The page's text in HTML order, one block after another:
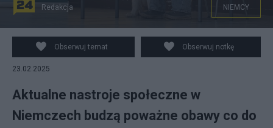
na zdjęciu: głosowanie w Niemczech w lokalu
wyborczym. fot. PAP/EPA/FABIAN STRAUCH
Redakcja NIEMCY
Obserwuj temat Obserwuj notkę
23.02.2025
Aktualne nastroje społeczne w
Niemczech budzą poważne obawy co do